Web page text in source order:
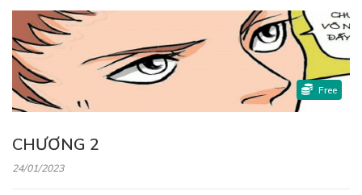
CHƯƠNG 2
24/01/2023
Free